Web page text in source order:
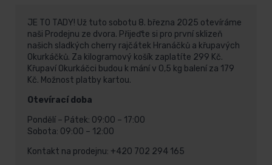
JE TO TADY! Už tuto sobotu 8. března 2025 otevíráme
naši Prodejnu ze dvora. Přijeďte si pro první sklizeň
našich sladkých cherry rajčátek Hranáčků a křupavých
Okurkáčků. Za kilogramový košík zaplatíte 299 Kč.
Křupaví Okurkáčci budou k mání v 0,5 kg balení za 179
Kč. Možnost platby kartou.
Otevírací doba
Pondělí – Pátek: 09:00 – 17:00
Sobota: 09:00 – 12:00
Kontakt na prodejnu: +420 702 294 165